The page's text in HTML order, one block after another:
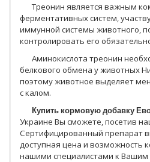
Треонин является важным
ферментативных систем,
иммунной системы животного,
контролировать его
Аминокислота треонин
белкового обмена у животных
поэтому животное выделяет
с калом.
Купить кормовую добавку
Украине Вы сможете, посетив
Сертифицированный препарат
доступная цена и возможность
нашими специалистами к Вашим